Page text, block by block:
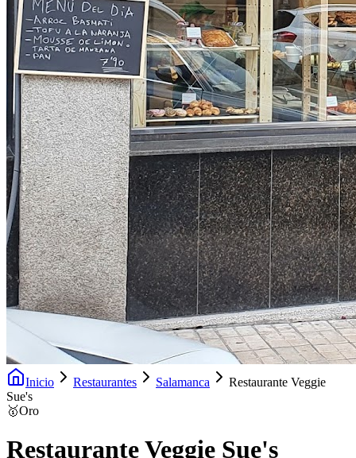
Inicio Restaurantes Salamanca
Restaurante Veggie
Sue's
🥇Oro
Restaurante Veggie Sue's